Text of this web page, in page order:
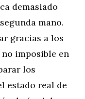
demasiado
mano.
gracias a los
imposible en
los
estado real de